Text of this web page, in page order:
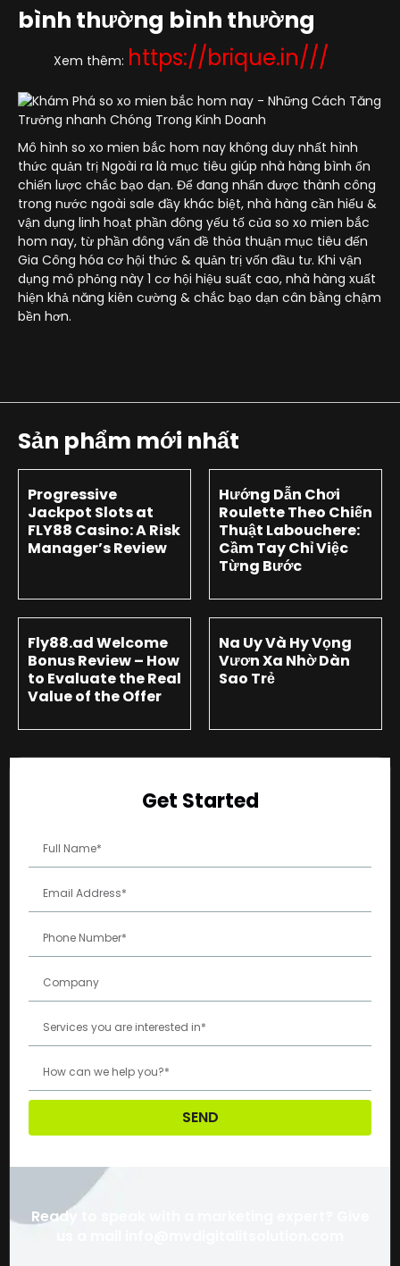
bình thường bình thường
Xem thêm: https://brique.in///
Mô hình so xo mien bắc hom nay không duy nhất hình
thức quản trị Ngoài ra là mục tiêu giúp nhà hàng bình ổn
chiến lược chắc bạo dạn. Để đang nhấn được thành công
trong nước ngoài sale đầy khác biệt, nhà hàng cần hiểu &
vận dụng linh hoạt phần đông yếu tố của so xo mien bắc
hom nay, từ phần đông vấn đề thỏa thuận mục tiêu đến
Gia Công hóa cơ hội thức & quản trị vốn đầu tư. Khi vận
dụng mô phỏng này 1 cơ hội hiệu suất cao, nhà hàng xuất
hiện khả năng kiên cường & chắc bạo dạn cân bằng chậm
bền hơn.
Sản phẩm mới nhất
Progressive
Jackpot Slots at
FLY88 Casino: A Risk
Manager’s Review
Hướng Dẫn Chơi
Roulette Theo Chiến
Thuật Labouchere:
Cầm Tay Chỉ Việc
Từng Bước
Fly88.ad Welcome
Bonus Review – How
to Evaluate the Real
Value of the Offer
Na Uy Và Hy Vọng
Vươn Xa Nhờ Dàn
Sao Trẻ
Get Started
SEND
Ready to speak with a marketing expert? Give